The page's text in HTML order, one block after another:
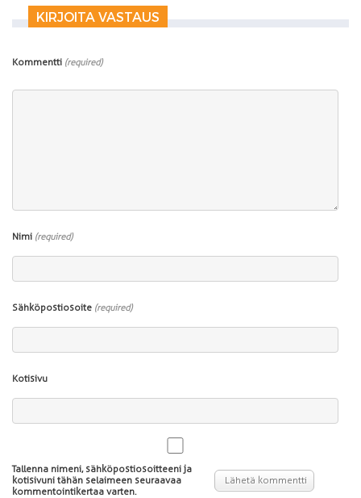
KIRJOITA VASTAUS
Kommentti (required)
Nimi (required)
Sähköpostiosoite (required)
Kotisivu
Tallenna nimeni, sähköpostiosoitteeni ja
kotisivuni tähän selaimeen seuraavaa
kommentointikertaa varten.